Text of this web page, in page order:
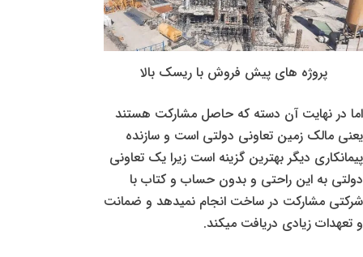
پروژه های پیش فروش با ریسک بالا
اما در نهایت آن دسته که حاصل مشارکت هستند
یعنی مالک زمین تعاونی دولتی است و سازنده
پیمانکاری دیگر بهترین گزینه است زیرا یک تعاونی
دولتی به این راحتی و بدون حساب و کتاب با
شرکتی مشارکت در ساخت انجام نمیدهد و ضمانت
و تعهدات زیادی دریافت میکند.